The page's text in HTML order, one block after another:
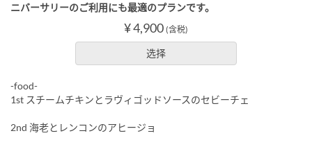
ニバーサリーのご利用にも最適のプランです。
¥ 4,900 (含税)
选择
-food-
1st スチームチキンとラヴィゴッドソースのセビーチェ
2nd 海老とレンコンのアヒージョ